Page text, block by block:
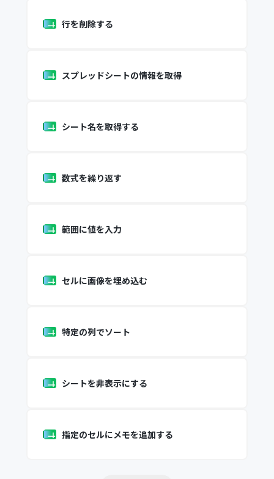
行を削除する
スプレッドシートの情報を取得
シート名を取得する
数式を繰り返す
範囲に値を入力
セルに画像を埋め込む
特定の列でソート
シートを非表示にする
指定のセルにメモを追加する